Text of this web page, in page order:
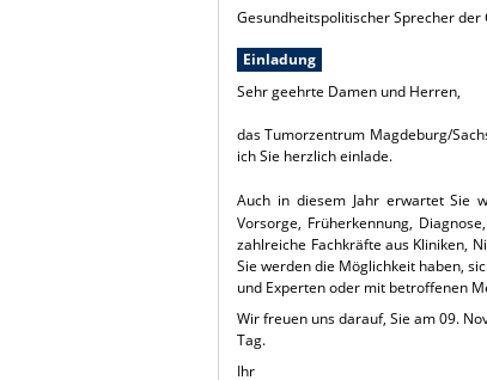
Gesundheitspolitischer Sprecher der
Einladung
Sehr geehrte Damen und Herren,
das Tumorzentrum Magdeburg/
ich Sie herzlich einlade.
Auch in diesem Jahr erwartet Sie
Vorsorge, Früherkennung,
zahlreiche Fachkräfte aus Kliniken,
Sie werden die Möglichkeit haben,
und Experten oder mit betroffenen
Wir freuen uns darauf, Sie am 09.
Tag.
Ihr